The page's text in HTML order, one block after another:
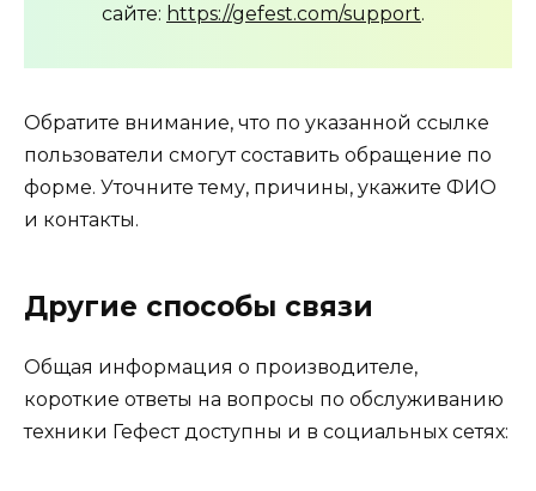
сайте: https://gefest.com/support.
Обратите внимание, что по указанной ссылке
пользователи смогут составить обращение по
форме. Уточните тему, причины, укажите ФИО
и контакты.
Другие способы связи
Общая информация о производителе,
короткие ответы на вопросы по обслуживанию
техники Гефест доступны и в социальных сетях: